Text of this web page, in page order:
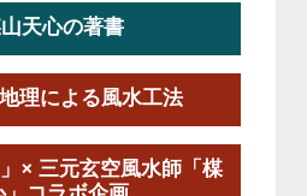
践的風水学講座
集は終了しました。
講座
06-08
天心の著書
理による風水工法
」× 三元玄空風水師「楳